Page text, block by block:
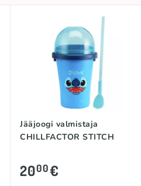
Jääjoogi valmistaja
CHILLFACTOR STITCH
2000€